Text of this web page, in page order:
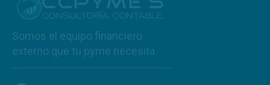
Somos el equipo financiero
externo que tu pyme necesita.